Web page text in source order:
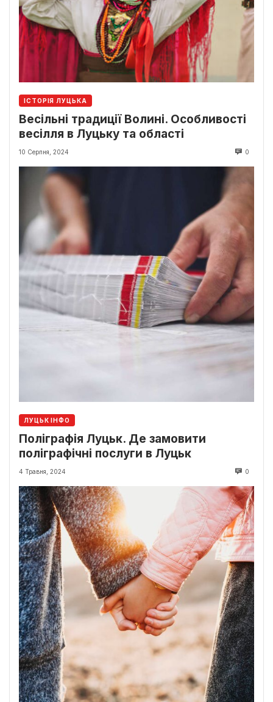
ІСТОРІЯ ЛУЦЬКА
Весільні традиції Волині. Особливості
весілля в Луцьку та області
10 Серпня, 2024 0
ЛУЦЬК ІНФО
Поліграфія Луцьк. Де замовити
поліграфічні послуги в Луцьк
4 Травня, 2024 0